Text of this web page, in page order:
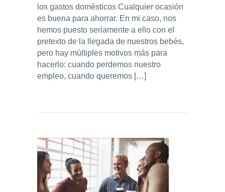
los gastos domésticos Cualquier ocasión
es buena para ahorrar. En mi caso, nos
hemos puesto seriamente a ello con el
pretexto de la llegada de nuestros bebés,
pero hay múltiples motivos más para
hacerlo: cuando perdemos nuestro
empleo, cuando queremos […]